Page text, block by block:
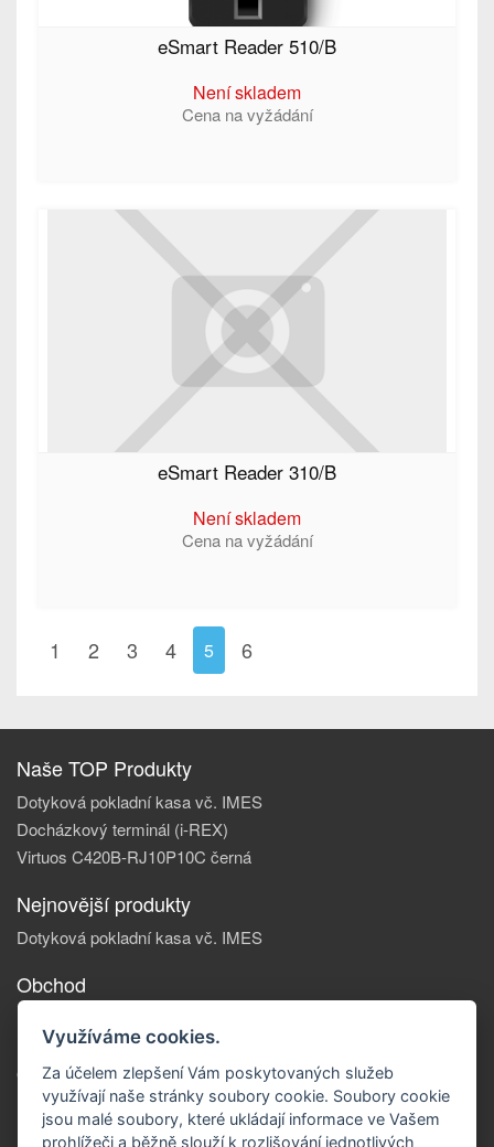
eSmart Reader 510/B
Není skladem
Cena na vyžádání
eSmart Reader 310/B
Není skladem
Cena na vyžádání
1 2 3 4 5 6
Naše TOP Produkty
Dotyková pokladní kasa vč. IMES
Docházkový terminál (i-REX)
Virtuos C420B-RJ10P10C černá
Nejnovější produkty
Dotyková pokladní kasa vč. IMES
Obchod
Reklamace zboží
Obchodní podmínky
Doprava a platba
Kontakty
Využíváme cookies.
Za účelem zlepšení Vám poskytovaných služeb
využívají naše stránky soubory cookie. Soubory cookie
jsou malé soubory, které ukládají informace ve Vašem
prohlížeči a běžně slouží k rozlišování jednotlivých